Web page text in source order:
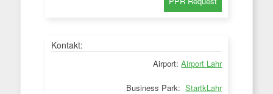
Kontakt:
Airport:Airport Lahr
Business Park:StartkLahr